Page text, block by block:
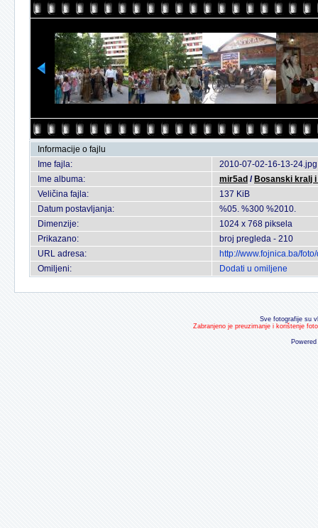
Informacije o fajlu
Ime fajla:
2010-07-02-16-13-24.jpg
Ime albuma:
mir5ad / Bosanski kralj
Veličina fajla:
137 KiB
Datum postavljanja:
%05. %300 %2010.
Dimenzije:
1024 x 768 piksela
Prikazano:
broj pregleda - 210
URL adresa:
http://www.fojnica.ba/
Omiljeni:
Dodati u omiljene
Sve fotografije su
Zabranjeno je preuzimanje i korištenje